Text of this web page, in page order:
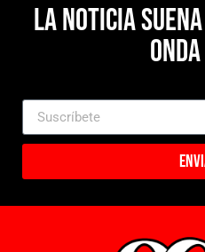
La noticia